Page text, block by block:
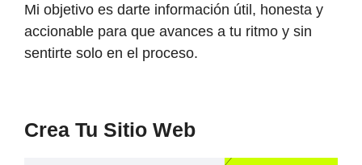
Mi objetivo es darte información útil, honesta y
accionable para que avances a tu ritmo y sin
sentirte solo en el proceso.
Crea Tu Sitio Web